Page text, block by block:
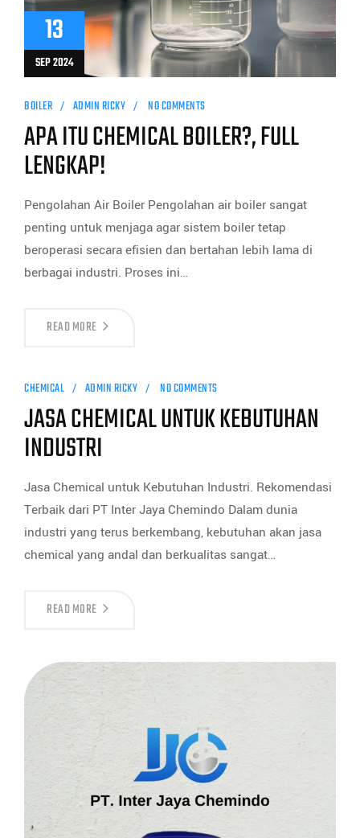
13
SEP 2024
BOILER ADMIN RICKY NO COMMENTS
APA ITU CHEMICAL BOILER?, FULL
LENGKAP!
Pengolahan Air Boiler Pengolahan air boiler sangat
penting untuk menjaga agar sistem boiler tetap
beroperasi secara efisien dan bertahan lebih lama di
berbagai industri. Proses ini…
READ MORE
CHEMICAL ADMIN RICKY NO COMMENTS
JASA CHEMICAL UNTUK KEBUTUHAN
INDUSTRI
Jasa Chemical untuk Kebutuhan Industri. Rekomendasi
Terbaik dari PT Inter Jaya Chemindo Dalam dunia
industri yang terus berkembang, kebutuhan akan jasa
chemical yang andal dan berkualitas sangat…
READ MORE